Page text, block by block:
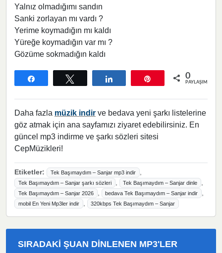
Yalnız olmadığımı sandın
Sanki zorlayan mı vardı ?
Yerime koymadığın mı kaldı
Yüreğe koymadığın var mı ?
Gözüme sokmadığın kaldı
0
PAYLAŞIMLAR
Daha fazla müzik indir ve bedava yeni şarkı listelerine
göz atmak için ana sayfamızı ziyaret edebilirsiniz. En
güncel mp3 indirme ve şarkı sözleri sitesi
CepMüzikleri!
Etiketler: Tek Başımaydım – Sanjar mp3 indir
Tek Başımaydım – Sanjar şarkı sözleri Tek Başımaydım – Sanjar dinle
Tek Başımaydım – Sanjar 2026 bedava Tek Başımaydım – Sanjar indir
mobil En Yeni Mp3ler indir 320kbps Tek Başımaydım – Sanjar
SIRADAKI ŞUAN DINLENEN MP3'LER